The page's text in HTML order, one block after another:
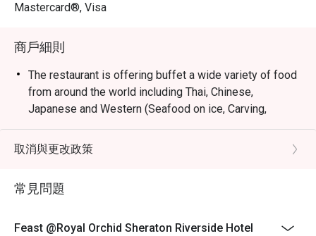
Mastercard®, Visa
商戶細則
The restaurant is offering buffet a wide variety of food
from around the world including Thai, Chinese,
Japanese and Western (Seafood on ice, Carving,
Desert, Ice cream). You will enjoy spectacular views of
the Chao Phraya River, lively and contemporary
interiors, and interactive cooking stations preparing
and every taste. Contemporary design that emphasizes
established his words in various.
取消與更改政策
常見問題
Feast @Royal Orchid Sheraton Riverside Hotel